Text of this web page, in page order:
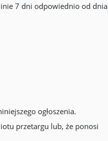
7 dni odpowiednio od dnia
ogłoszenia.
przetargu lub, że ponosi